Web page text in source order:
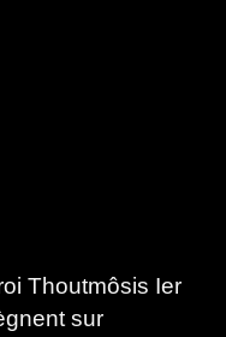
Thoutmôsis Ier
sur